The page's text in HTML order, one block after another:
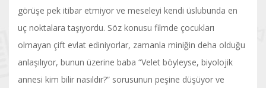
görüşe pek itibar etmiyor ve meseleyi kendi üslubunda en
uç noktalara taşıyordu. Söz konusu filmde çocukları
olmayan çift evlat ediniyorlar, zamanla miniğin deha olduğu
anlaşılıyor, bunun üzerine baba “Velet böyleyse, biyolojik
annesi kim bilir nasıldır?” sorusunun peşine düşüyor ve